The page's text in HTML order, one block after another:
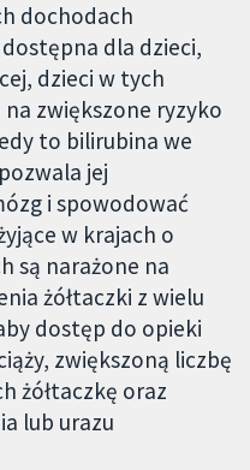
dochodach
dla dzieci,
dzieci w tych
zwiększone ryzyko
to bilirubina we
jej
i spowodować
w krajach o
są narażone na
żółtaczki z wielu
dostęp do opieki
zwiększoną liczbę
żółtaczkę oraz
lub urazu